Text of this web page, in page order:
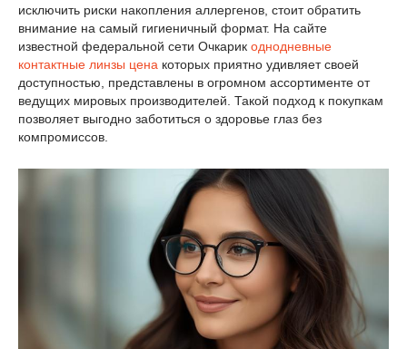
исключить риски накопления аллергенов, стоит обратить
внимание на самый гигиеничный формат. На сайте
известной федеральной сети Очкарик однодневные
контактные линзы цена которых приятно удивляет своей
доступностью, представлены в огромном ассортименте от
ведущих мировых производителей. Такой подход к покупкам
позволяет выгодно заботиться о здоровье глаз без
компромиссов.